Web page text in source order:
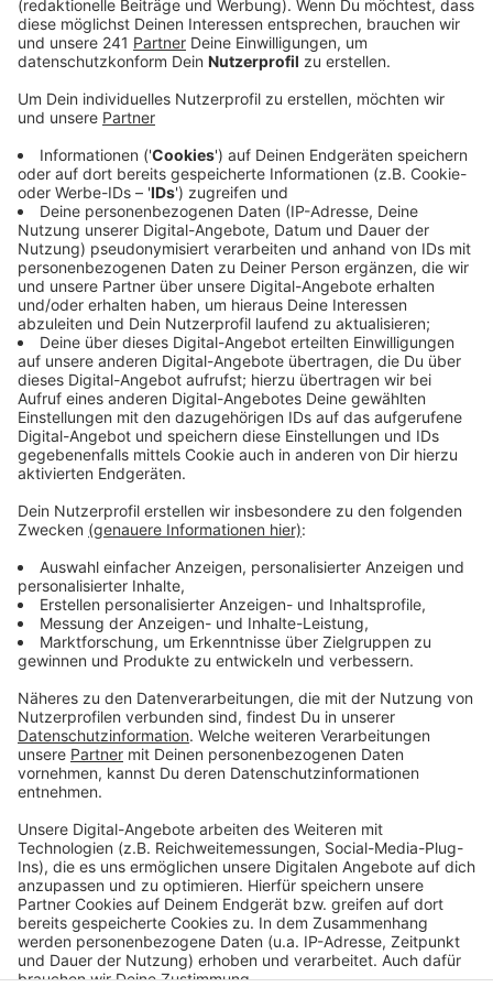
Anzeige
Veröffentlicht:Montag, 01.06.2026 06:40
Eine Abstufung auf 25 oder 75 Prozent der Arbeitszeit
sieht er allerdings kritisch. Stattdessen plädiert
Travnik für klare Regelungen mit einer halben oder
einer vollständigen Krankschreibung. Mehr Bürokratie
für die Arztpraxen erwartet er nicht – vorausgesetzt,
die nötige Software steht rechtzeitig zur Verfügung.
Die Bundesregierung plant aktuell Krankschreibungen
über 25, 50 oder 75 Prozent der Arbeitszeit. Ziel ist
es, die Wirtschaft zu stärken und die Krankenkassen
zu entlasten. Dem Gesetzentwurf müssen Bundestag
und Bundesrat noch zustimmen.
Anzeige
A59 Sperrung endet früher als geplant
Siebenschläfer Cam startet
Anzeige
Anzeige